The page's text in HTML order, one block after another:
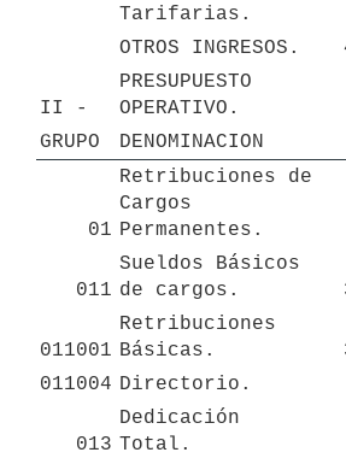
Tarifarias.
OTROS INGRESOS.
II -
PRESUPUESTO
OPERATIVO.
GRUPO
DENOMINACION
01
Retribuciones de
Cargos
Permanentes.
011
Sueldos Básicos
de cargos.
011001
Retribuciones
Básicas.
011004 Directorio.
013
Dedicación
Total.